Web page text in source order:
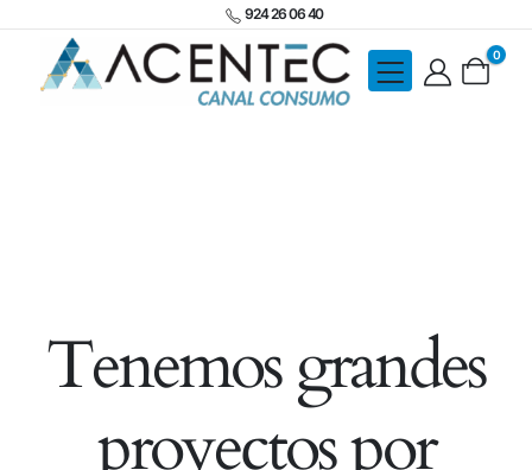
924 26 06 40
0
Tenemos grandes
proyectos por